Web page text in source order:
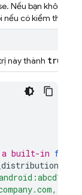
Nếu bạn không
nếu có kiểm thử
này thành true
a built-in